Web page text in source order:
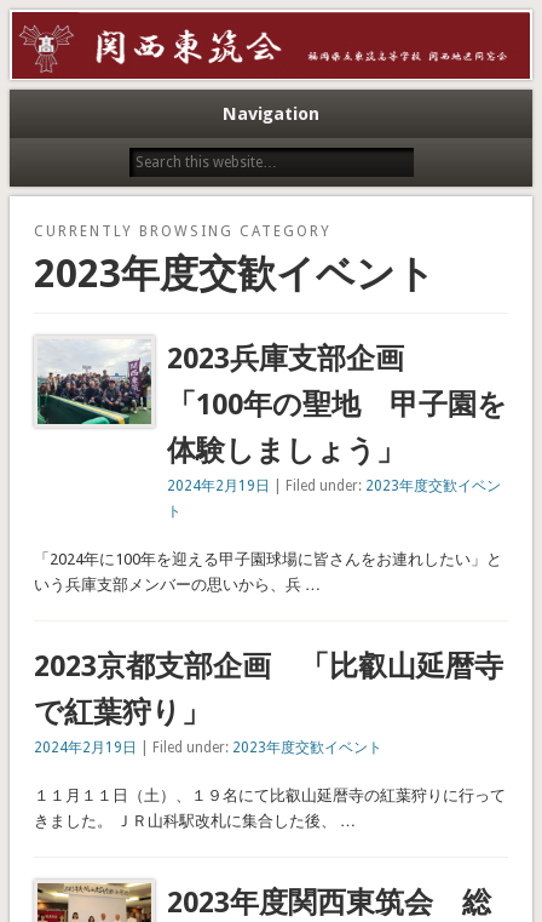
関西東筑会
こちらは、福岡県立東筑高等学校の同窓会サイトです。
Navigation
CURRENTLY BROWSING CATEGORY
2023年度交歓イベント
2023兵庫支部企画
「100年の聖地 甲子園を
体験しましょう」
2024年2月19日 | Filed under: 2023年度交歓イベン
ト
「2024年に100年を迎える甲子園球場に皆さんをお連れしたい」と
いう兵庫支部メンバーの思いから、兵 …
2023京都支部企画 「比叡山延暦寺
で紅葉狩り」
2024年2月19日 | Filed under: 2023年度交歓イベント
１１月１１日（土）、１９名にて比叡山延暦寺の紅葉狩りに行って
きました。 ＪＲ山科駅改札に集合した後、 …
2023年度関西東筑会 総